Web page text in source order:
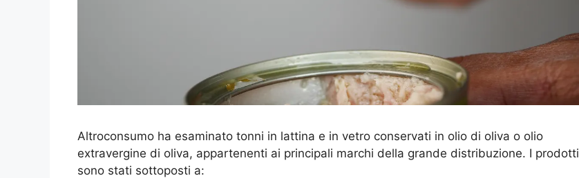
Altroconsumo ha esaminato tonni in lattina e in vetro conservati in olio di oliva o olio
extravergine di oliva, appartenenti ai principali marchi della grande distribuzione. I prodotti
sono stati sottoposti a: